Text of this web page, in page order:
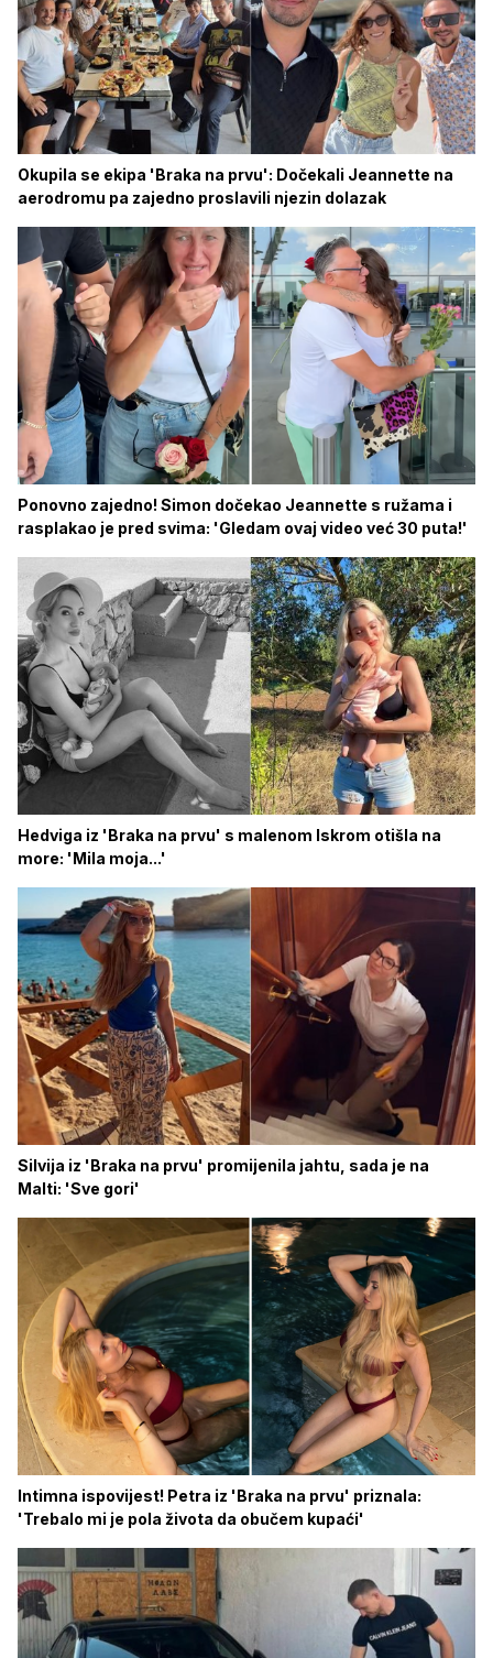
Okupila se ekipa 'Braka na prvu': Dočekali Jeannette na
aerodromu pa zajedno proslavili njezin dolazak
Ponovno zajedno! Simon dočekao Jeannette s ružama i
rasplakao je pred svima: 'Gledam ovaj video već 30 puta!'
Hedviga iz 'Braka na prvu' s malenom Iskrom otišla na
more: 'Mila moja...'
Silvija iz 'Braka na prvu' promijenila jahtu, sada je na
Malti: 'Sve gori'
Intimna ispovijest! Petra iz 'Braka na prvu' priznala:
'Trebalo mi je pola života da obučem kupaći'